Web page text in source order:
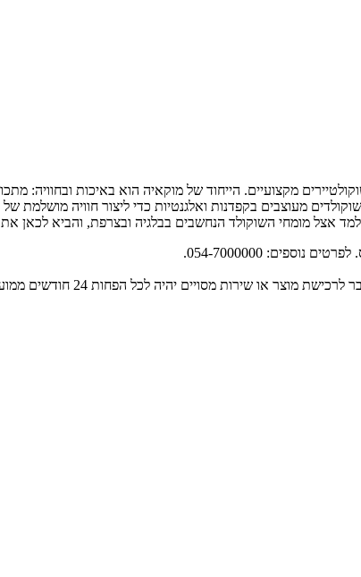
מקצועיים. הייחוד של מוקאיה הוא באיכות ובחוויה:
מעוצבים בקפדנות ואלגנטיות כדי ליצור חוויה
אצל מומחי השוקולד הנחשבים בבלגיה ובצרפת, והביא לכאן